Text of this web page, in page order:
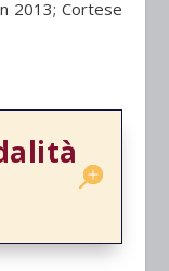
2013; Cortese